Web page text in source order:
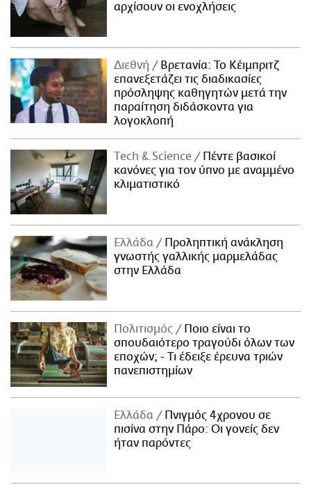
αρχίσουν οι ενοχλήσεις
Διεθνή
Βρετανία: Το Κέιμπριτζ
επανεξετάζει τις διαδικασίες
πρόσληψης καθηγητών μετά την
παραίτηση διδάσκοντα για
λογοκλοπή
Τech & Science
Πέντε βασικοί
κανόνες για τον ύπνο με αναμμένο
κλιματιστικό
Ελλάδα
Προληπτική ανάκληση
γνωστής γαλλικής μαρμελάδας
στην Ελλάδα
Πολιτισμός
Ποιο είναι το
σπουδαιότερο τραγούδι όλων των
εποχών; - Τι έδειξε έρευνα τριών
πανεπιστημίων
Ελλάδα
Πνιγμός 4χρονου σε
πισίνα στην Πάρο: Οι γονείς δεν
ήταν παρόντες